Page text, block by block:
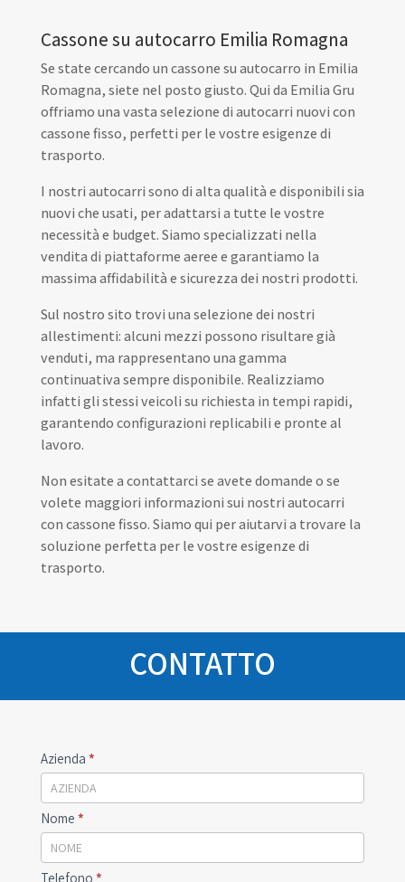
Cassone su autocarro Emilia Romagna
Se state cercando un cassone su autocarro in Emilia
Romagna, siete nel posto giusto. Qui da Emilia Gru
offriamo una vasta selezione di autocarri nuovi con
cassone fisso, perfetti per le vostre esigenze di
trasporto.
I nostri autocarri sono di alta qualità e disponibili sia
nuovi che usati, per adattarsi a tutte le vostre
necessità e budget. Siamo specializzati nella
vendita di piattaforme aeree e garantiamo la
massima affidabilità e sicurezza dei nostri prodotti.
Sul nostro sito trovi una selezione dei nostri
allestimenti: alcuni mezzi possono risultare già
venduti, ma rappresentano una gamma
continuativa sempre disponibile. Realizziamo
infatti gli stessi veicoli su richiesta in tempi rapidi,
garantendo configurazioni replicabili e pronte al
lavoro.
Non esitate a contattarci se avete domande o se
volete maggiori informazioni sui nostri autocarri
con cassone fisso. Siamo qui per aiutarvi a trovare la
soluzione perfetta per le vostre esigenze di
trasporto.
CONTATTO
Emilia
Gru
Contact
Azienda *
Nome *
Telefono *